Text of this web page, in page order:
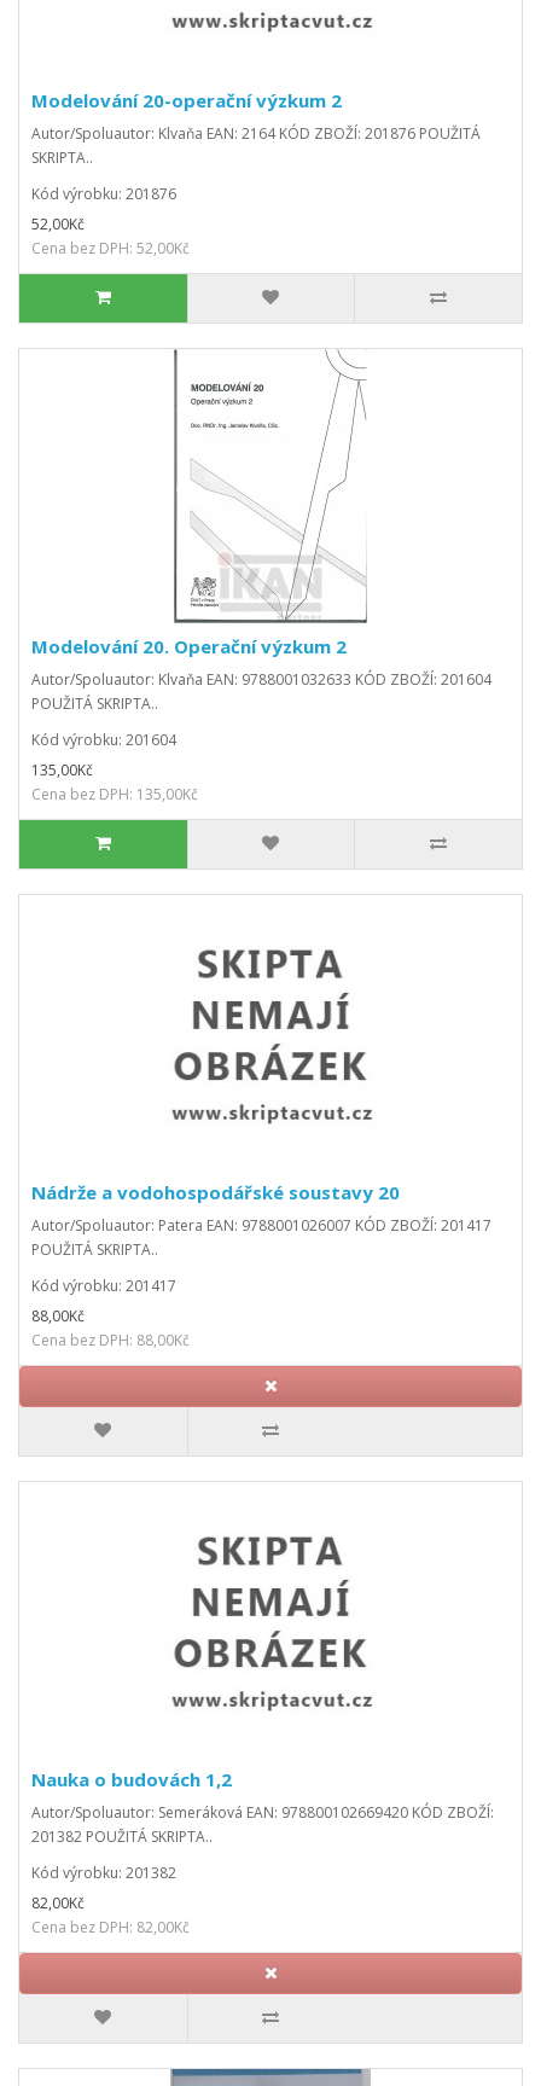
Modelování 20-operační výzkum 2
Autor/Spoluautor: Klvaňa EAN: 2164 KÓD ZBOŽÍ: 201876 POUŽITÁ
SKRIPTA..
Kód výrobku: 201876
52,00Kč
Cena bez DPH: 52,00Kč
Modelování 20. Operační výzkum 2
Autor/Spoluautor: Klvaňa EAN: 9788001032633 KÓD ZBOŽÍ: 201604
POUŽITÁ SKRIPTA..
Kód výrobku: 201604
135,00Kč
Cena bez DPH: 135,00Kč
Nádrže a vodohospodářské soustavy 20
Autor/Spoluautor: Patera EAN: 9788001026007 KÓD ZBOŽÍ: 201417
POUŽITÁ SKRIPTA..
Kód výrobku: 201417
88,00Kč
Cena bez DPH: 88,00Kč
Nauka o budovách 1,2
Autor/Spoluautor: Semeráková EAN: 978800102669420 KÓD ZBOŽÍ:
201382 POUŽITÁ SKRIPTA..
Kód výrobku: 201382
82,00Kč
Cena bez DPH: 82,00Kč